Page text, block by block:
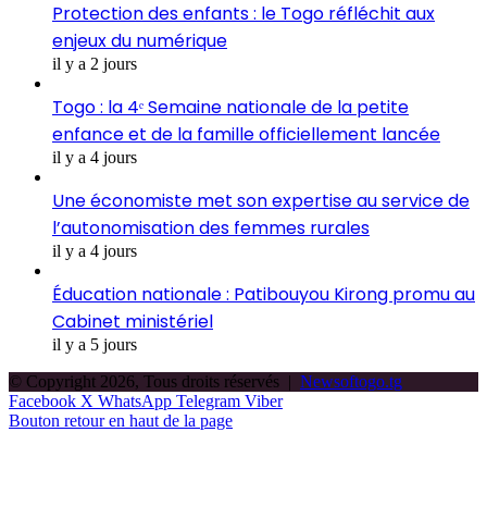
Protection des enfants : le Togo réfléchit aux
enjeux du numérique
il y a 2 jours
Togo : la 4ᵉ Semaine nationale de la petite
enfance et de la famille officiellement lancée
il y a 4 jours
Une économiste met son expertise au service de
l’autonomisation des femmes rurales
il y a 4 jours
Éducation nationale : Patibouyou Kirong promu au
Cabinet ministériel
il y a 5 jours
© Copyright 2026, Tous droits réservés | Newsoftogo.tg
Facebook X WhatsApp Telegram Viber
Bouton retour en haut de la page